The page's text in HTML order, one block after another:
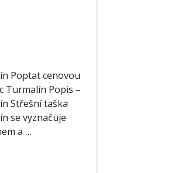
Poptat cenovou
Turmalín Popis –
Střešní taška
se vyznačuje
a …